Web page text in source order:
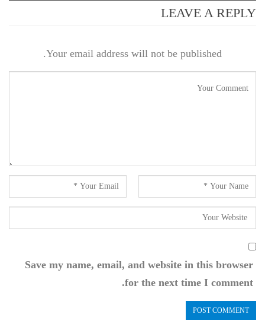
LEAVE A REPLY
Your email address will not be published.
Save my name, email, and website in this browser
for the next time I comment.